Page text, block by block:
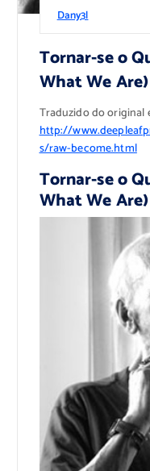
Dany3l
Tornar-se o
What We Are)
Traduzido do original
http://
s/raw-become.html
Tornar-se o
What We Are)